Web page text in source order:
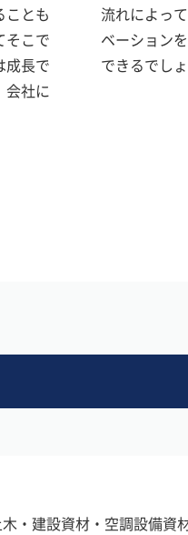
ことも
そこで
成長で
会社に
流れによっ
ベーション
できるでしょ
・建設資材・空調設備資